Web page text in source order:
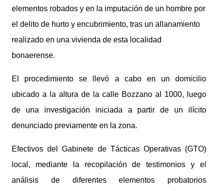
elementos robados y en la imputación de un hombre por
el delito de hurto y encubrimiento, tras un allanamiento
realizado en una vivienda de esta localidad
bonaerense.
El procedimiento se llevó a cabo en un domicilio
ubicado a la altura de la calle Bozzano al 1000, luego
de una investigación iniciada a partir de un ilícito
denunciado previamente en la zona.
Efectivos del Gabinete de Tácticas Operativas (GTO)
local, mediante la recopilación de testimonios y el
análisis de diferentes elementos probatorios